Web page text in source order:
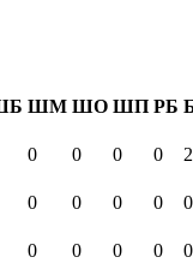
ШМ ШО ШП РБ
0 0 0 0 2
0 0 0 0 0
0 0 0 0 0